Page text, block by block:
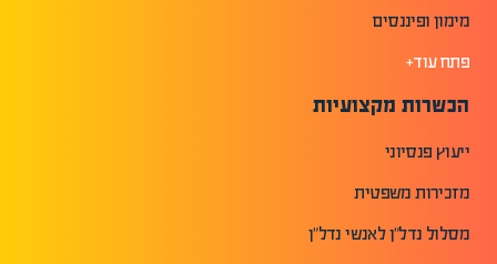
מימון ופיננסים
פתח עוד+
הכשרות מקצועיות
ייעוץ פנסיוני
מזכירות משפטית
מסלול נדל"ן לאנשי נדל"ן